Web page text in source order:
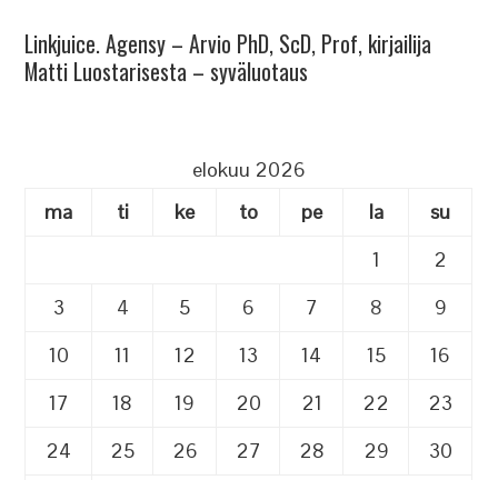
Linkjuice. Agensy – Arvio PhD, ScD, Prof, kirjailija
Matti Luostarisesta – syväluotaus
elokuu 2026
ma
ti ke to pe la
su
1
2
3
4 5 6 7 8
9
10
11 12 13 14 15
16
17
18 19 20 21 22
23
24
25 26 27 28 29
30